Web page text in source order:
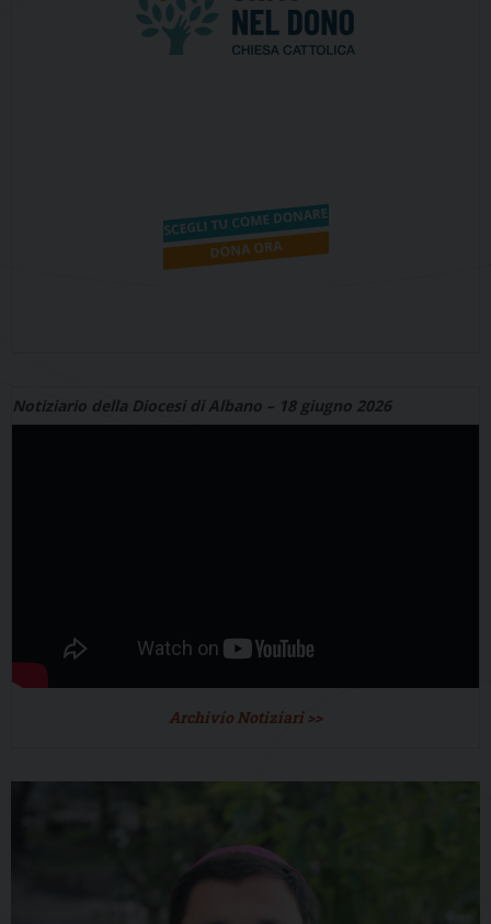
Notiziario della Diocesi di Albano – 18 giugno 2026
Archivio Notiziari >>